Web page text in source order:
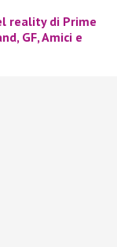
reality di Prime
GF, Amici e